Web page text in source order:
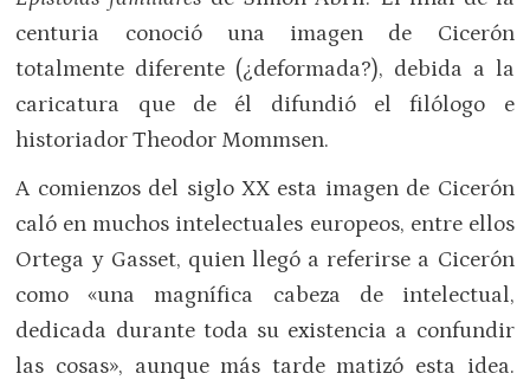
centuria conoció una imagen de Cicerón
totalmente diferente (¿deformada?), debida a la
caricatura que de él difundió el filólogo e
historiador Theodor Mommsen.
A comienzos del siglo XX esta imagen de Cicerón
caló en muchos intelectuales europeos, entre ellos
Ortega y Gasset, quien llegó a referirse a Cicerón
como «una magnífica cabeza de intelectual,
dedicada durante toda su existencia a confundir
las cosas», aunque más tarde matizó esta idea.